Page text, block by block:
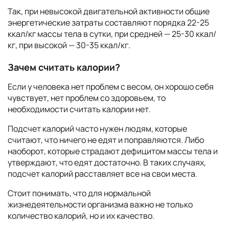
Так, при невысокой двигательной активности общие
энергетические затраты составляют порядка 22-25
ккал/кг массы тела в сутки, при средней — 25-30 ккал/
кг, при высокой — 30-35 ккал/кг.
Зачем считать калории?
Если у человека нет проблем с весом, он хорошо себя
чувствует, нет проблем со здоровьем, то
необходимости считать калории нет.
Подсчет калорий часто нужен людям, которые
считают, что ничего не едят и поправляются. Либо
наоборот, которые страдают дефицитом массы тела и
утверждают, что едят достаточно. В таких случаях,
подсчет калорий расставляет все на свои места.
Стоит понимать, что для нормальной
жизнедеятельности организма важно не только
количество калорий, но и их качество.